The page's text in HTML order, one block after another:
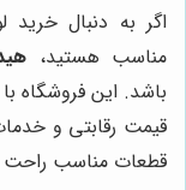
اگر به دنبال
مناسب هستید،
باشد. این فروشگاه
قیمت رقابتی و
قطعات مناسب راحت